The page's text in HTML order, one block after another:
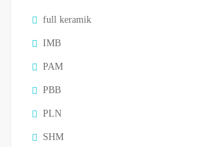
full keramik
IMB
PAM
PBB
PLN
SHM